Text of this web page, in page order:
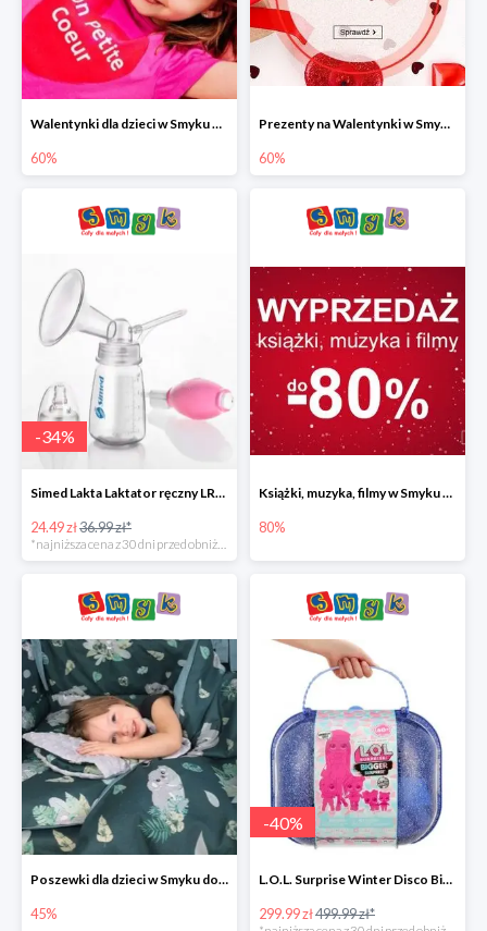
Walentynki dla dzieci w Smyku do -60%
60%
Prezenty na Walentynki w Smyku do -60%
60%
-34%
Simed Lakta Laktator ręczny LR-8 -34%
24.49 zł36.99 zł*
*najniższa cena z 30 dni przed obniżką
Książki, muzyka, filmy w Smyku do -80%
80%
Poszewki dla dzieci w Smyku do -45%
45%
-40%
L.O.L. Surprise Winter Disco Bigger Surprise Zestaw laleczek w walizce -40%
299.99 zł499.99 zł*